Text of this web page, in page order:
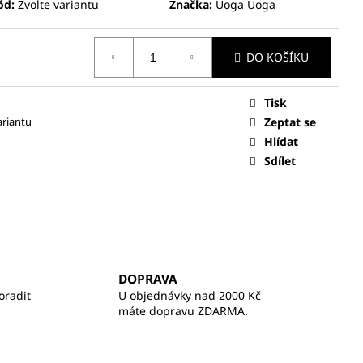
Zvolte variantu Značka: Uoga Uoga
DO KOŠÍKU
Tisk
Zeptat se
Hlídat
Sdílet
DOPRAVA
U objednávky nad 2000 Kč
máte dopravu ZDARMA.